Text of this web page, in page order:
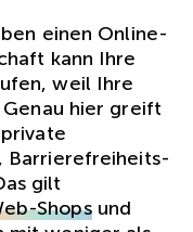
einen Online-
kann Ihre
weil Ihre
hier greift
Barrierefreiheits-
gilt
Shopsund